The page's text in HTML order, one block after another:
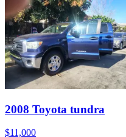
2008 Toyota tundra
$11,000